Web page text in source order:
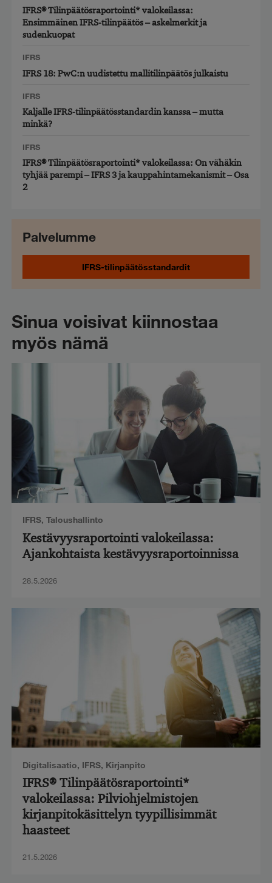
IFRS® Tilinpäätösraportointi* valokeilassa:
Ensimmäinen IFRS-tilinpäätös – askelmerkit ja
sudenkuopat
IFRS
IFRS 18: PwC:n uudistettu mallitilinpäätös julkaistu
IFRS
Kaljalle IFRS-tilinpäätösstandardin kanssa – mutta
minkä?
IFRS
IFRS® Tilinpäätösraportointi* valokeilassa: On vähäkin
tyhjää parempi – IFRS 3 ja kauppahintamekanismit – Osa
2
Palvelumme
IFRS-tilinpäätösstandardit
Sinua voisivat kiinnostaa
myös nämä
IFRS, Taloushallinto
Kestävyysraportointi valokeilassa:
Ajankohtaista kestävyysraportoinnissa
28.5.2026
Digitalisaatio, IFRS, Kirjanpito
IFRS® Tilinpäätösraportointi*
valokeilassa: Pilviohjelmistojen
kirjanpitokäsittelyn tyypillisimmät
haasteet
21.5.2026